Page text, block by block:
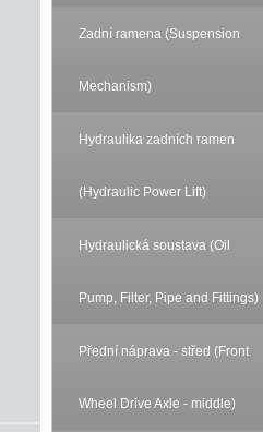
Zadní ramena (Suspension
Mechanism)
Hydraulika zadních ramen
(Hydraulic Power Lift)
Hydraulická soustava (Oil
Pump, Filter, Pipe and Fittings)
Přední náprava - střed (Front
Wheel Drive Axle - middle)